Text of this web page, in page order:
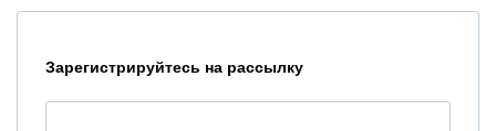
Зарегистрируйтесь на рассылку